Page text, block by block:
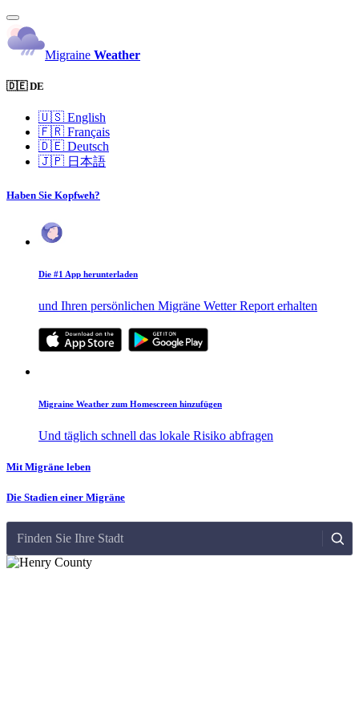
Migraine Weather
🇩🇪 DE
🇺🇸 English
🇫🇷 Français
🇩🇪 Deutsch
🇯🇵 日本語
Haben Sie Kopfweh?
Die #1 App herunterladen
und Ihren persönlichen Migräne Wetter Report erhalten
Migraine Weather zum Homescreen hinzufügen
Und täglich schnell das lokale Risiko abfragen
Mit Migräne leben
Die Stadien einer Migräne
Finden Sie Ihre Stadt